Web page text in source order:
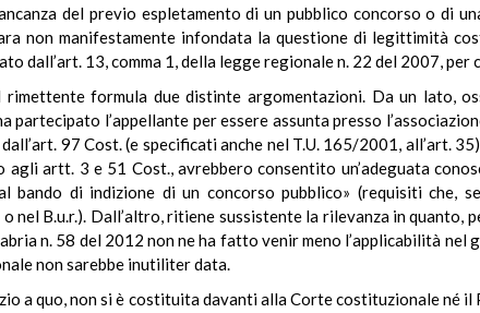
del previo espletamento di un pubblico concorso o di
non manifestamente infondata la questione di legittimità
dall’art. 13, comma 1, della legge regionale n. 22 del 2007,
formula due distinte argomentazioni. Da un lato,
partecipato l’appellante per essere assunta presso
97 Cost. (e specificati anche nel T.U. 165/2001, all’art.
agli artt. 3 e 51 Cost., avrebbero consentito un’adeguata
bando di indizione di un concorso pubblico» (requisiti che,
nel B.u.r.). Dall’altro, ritiene sussistente la rilevanza in quanto,
n. 58 del 2012 non ne ha fatto venir meno l’applicabilità nel
non sarebbe inutiliter data.
a quo, non si è costituita davanti alla Corte costituzionale né